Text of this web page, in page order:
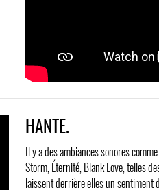
HANTE.
Il y a des ambiances sonores
Storm, Éternité, Blank Love, telles
laissent derrière elles un sentiment